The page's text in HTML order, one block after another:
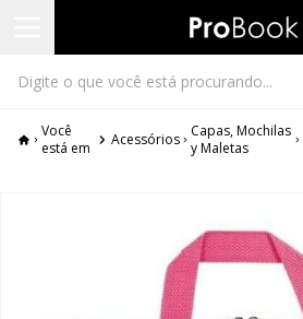
Você
está em
Acessórios
Capas, Mochilas
y Maletas